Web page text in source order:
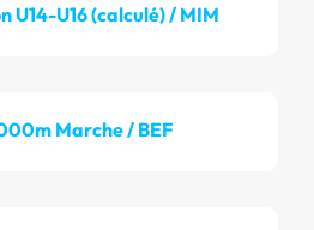
U14-U16 (calculé) / MIM
Marche / BEF